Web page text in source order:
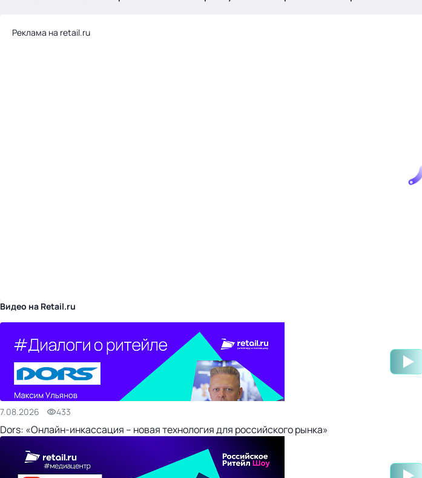
Реклама на retail.ru
Видео на Retail.ru
7.08.2026 433
Dors: «Онлайн-инкассация – новая технология для российского рынка»